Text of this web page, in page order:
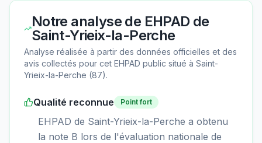
Notre analyse de EHPAD de
Saint-Yrieix-la-Perche
Analyse réalisée à partir des données officielles et des
avis collectés pour cet EHPAD public situé à Saint-
Yrieix-la-Perche (87).
Qualité reconnue Point fort
EHPAD de Saint-Yrieix-la-Perche a obtenu
la note B lors de l'évaluation nationale de